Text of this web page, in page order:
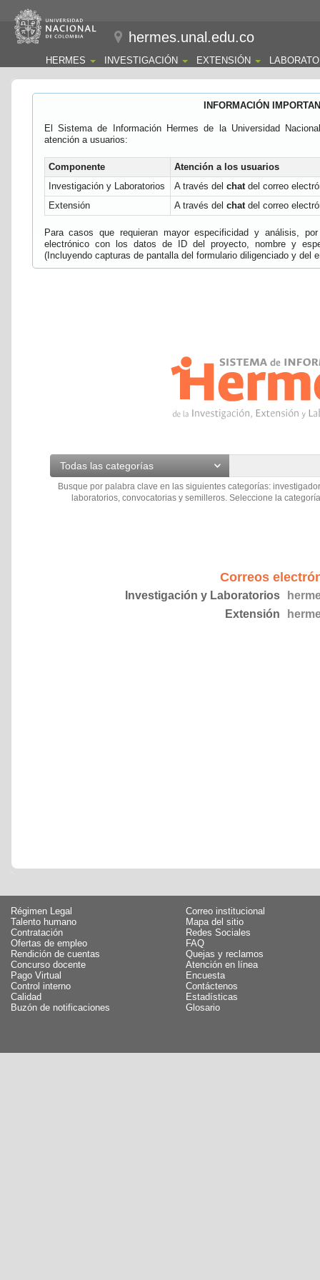
hermes.unal.edu.co
HERMES INVESTIGACIÓN EXTENSIÓN
INFORMACIÓN
El Sistema de Información Hermes de la Universidad
atención a usuarios:
Componente
Atención a los usuarios
Investigación y Laboratorios
A través del chatdel correo
Extensión
A través del chatdel correo
Para casos que requieran mayor especificidad y análisis,
electrónico con los datos de ID del proyecto, nombre y
(Incluyendo capturas de pantalla del formulario diligenciado y del
Todas las categorías
Busque por palabra clave en las siguientes categorías:
laboratorios, convocatorias y semilleros. Seleccione la
Correos
Investigación y Laboratorios
Extensión
Régimen Legal
Talento humano
Contratación
Ofertas de empleo
Rendición de cuentas
Concurso docente
Pago Virtual
Control interno
Calidad
Buzón de notificaciones
Correo institucional
Mapa del sitio
Redes Sociales
FAQ
Quejas y reclamos
Atención en línea
Encuesta
Contáctenos
Estadísticas
Glosario